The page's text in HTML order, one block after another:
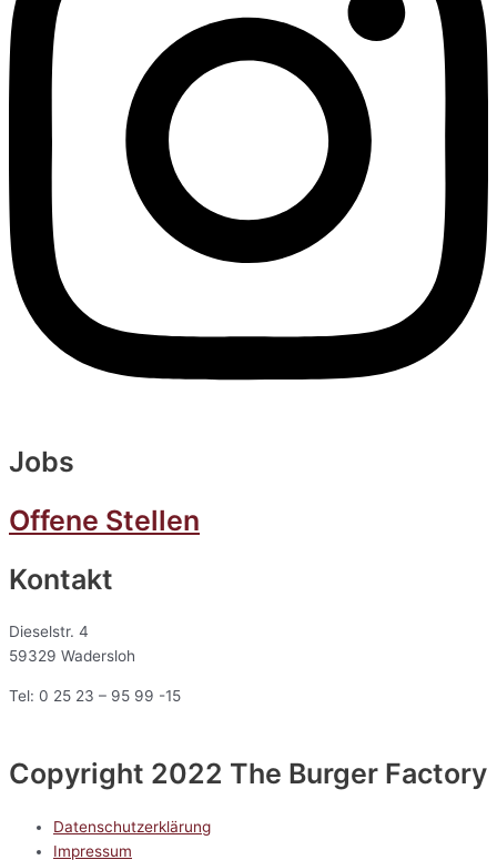
Jobs
Offene Stellen
Kontakt
Dieselstr. 4
59329 Wadersloh
Tel: 0 25 23 – 95 99 -15
Copyright 2022 The Burger Factory
Datenschutzerklärung
Impressum